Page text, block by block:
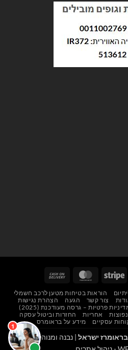
Stripe
MasterCard
Delivery
הוראות בטיחות מטען לרכב חשמלי
צור קשר הגעה
הצהרת נגישות
פרטיות – גרסה מעודכנת (2025)
אחריות
החזרות וביטול עסקה
עסקיים מידע על בראומרס
בראומרז ישראל | נבנה ומנוהל על ידי